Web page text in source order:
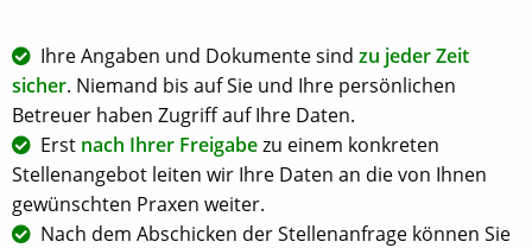
Ihre Angaben und Dokumente sind zu jeder Zeit
sicher. Niemand bis auf Sie und Ihre persönlichen
Betreuer haben Zugriff auf Ihre Daten.
Erst nach Ihrer Freigabezu einem konkreten
Stellenangebot leiten wir Ihre Daten an die von Ihnen
gewünschten Praxen weiter.
Nach dem Abschicken der Stellenanfrage können Sie